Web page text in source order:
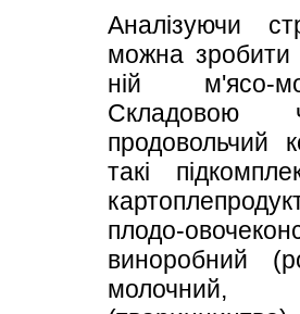
Аналізуючи
можна
ній м'ясо-
продовольчий
такі
плодо-
виноробний
молочний,